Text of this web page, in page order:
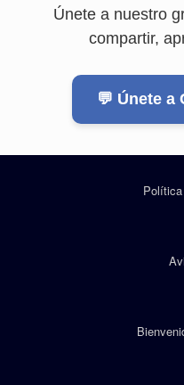
Únete a nuestro
compartir,
💬 Únete a